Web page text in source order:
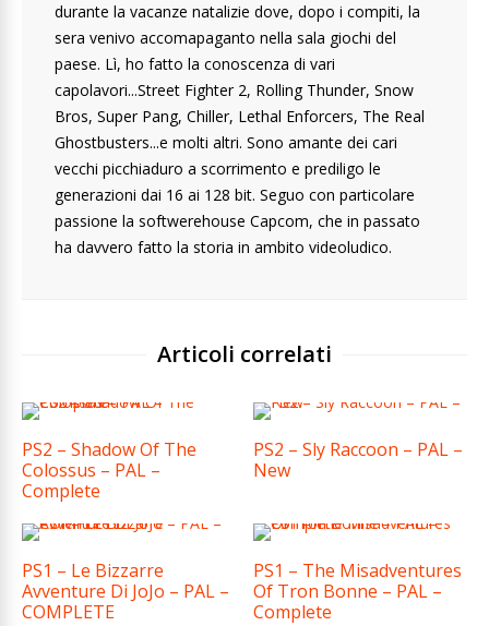
durante la vacanze natalizie dove, dopo i compiti, la
sera venivo accomapaganto nella sala giochi del
paese. Lì, ho fatto la conoscenza di vari
capolavori...Street Fighter 2, Rolling Thunder, Snow
Bros, Super Pang, Chiller, Lethal Enforcers, The Real
Ghostbusters...e molti altri. Sono amante dei cari
vecchi picchiaduro a scorrimento e prediligo le
generazioni dai 16 ai 128 bit. Seguo con particolare
passione la softwerehouse Capcom, che in passato
ha davvero fatto la storia in ambito videoludico.
Articoli correlati
PS2 – Shadow Of The
Colossus – PAL –
Complete
PS2 – Sly Raccoon – PAL –
New
PS1 – Le Bizzarre
Avventure Di JoJo – PAL –
COMPLETE
PS1 – The Misadventures
Of Tron Bonne – PAL –
Complete